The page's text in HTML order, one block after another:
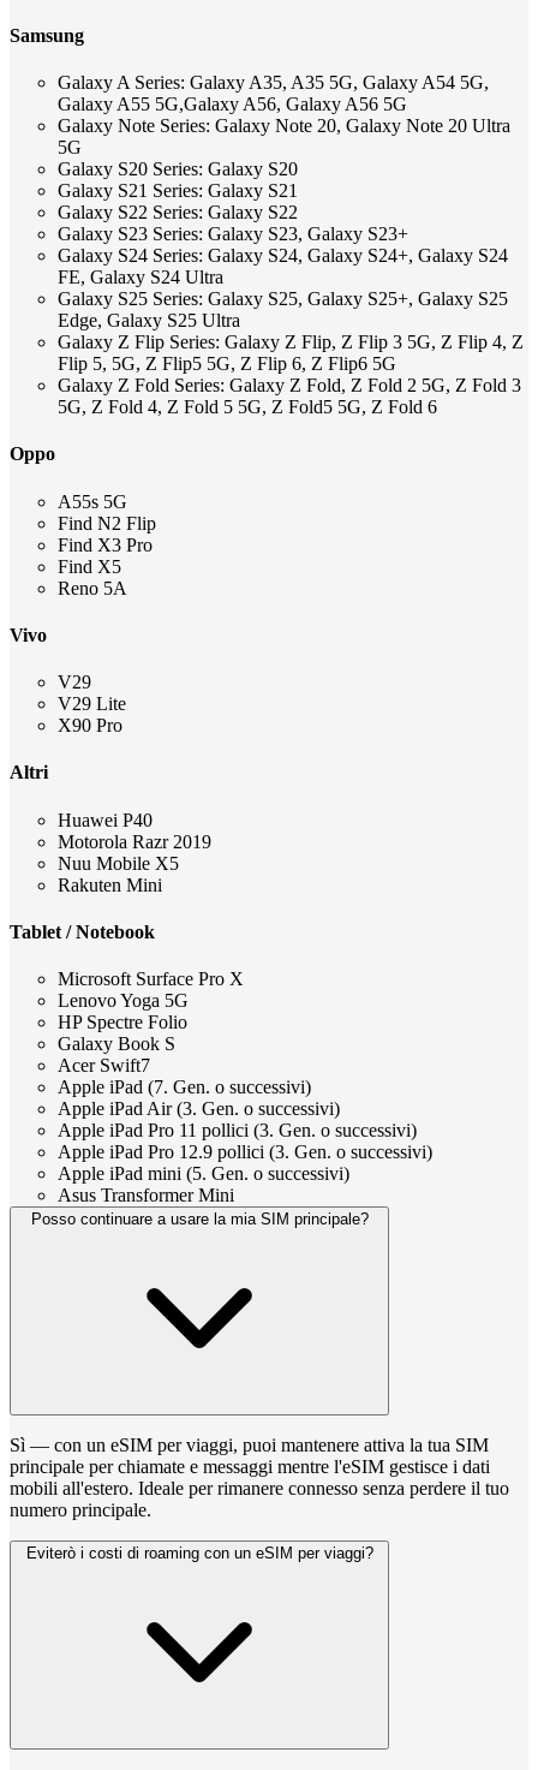
Samsung
Galaxy A Series: Galaxy A35, A35 5G, Galaxy A54 5G,
Galaxy A55 5G,Galaxy A56, Galaxy A56 5G
Galaxy Note Series: Galaxy Note 20, Galaxy Note 20 Ultra
5G
Galaxy S20 Series: Galaxy S20
Galaxy S21 Series: Galaxy S21
Galaxy S22 Series: Galaxy S22
Galaxy S23 Series: Galaxy S23, Galaxy S23+
Galaxy S24 Series: Galaxy S24, Galaxy S24+, Galaxy S24
FE, Galaxy S24 Ultra
Galaxy S25 Series: Galaxy S25, Galaxy S25+, Galaxy S25
Edge, Galaxy S25 Ultra
Galaxy Z Flip Series: Galaxy Z Flip, Z Flip 3 5G, Z Flip 4, Z
Flip 5, 5G, Z Flip5 5G, Z Flip 6, Z Flip6 5G
Galaxy Z Fold Series: Galaxy Z Fold, Z Fold 2 5G, Z Fold 3
5G, Z Fold 4, Z Fold 5 5G, Z Fold5 5G, Z Fold 6
Oppo
A55s 5G
Find N2 Flip
Find X3 Pro
Find X5
Reno 5A
Vivo
V29
V29 Lite
X90 Pro
Altri
Huawei P40
Motorola Razr 2019
Nuu Mobile X5
Rakuten Mini
Tablet / Notebook
Microsoft Surface Pro X
Lenovo Yoga 5G
HP Spectre Folio
Galaxy Book S
Acer Swift7
Apple iPad (7. Gen. o successivi)
Apple iPad Air (3. Gen. o successivi)
Apple iPad Pro 11 pollici (3. Gen. o successivi)
Apple iPad Pro 12.9 pollici (3. Gen. o successivi)
Apple iPad mini (5. Gen. o successivi)
Asus Transformer Mini
Posso continuare a usare la mia SIM principale?
Sì — con un eSIM per viaggi, puoi mantenere attiva la tua SIM
principale per chiamate e messaggi mentre l'eSIM gestisce i dati
mobili all'estero. Ideale per rimanere connesso senza perdere il tuo
numero principale.
Eviterò i costi di roaming con un eSIM per viaggi?